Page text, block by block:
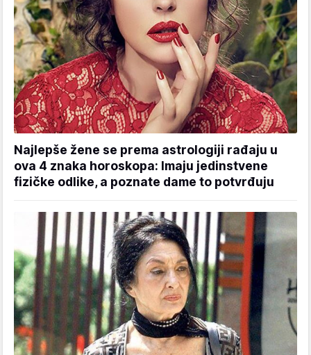
Najlepše žene se prema astrologiji rađaju u
ova 4 znaka horoskopa: Imaju jedinstvene
fizičke odlike, a poznate dame to potvrđuju